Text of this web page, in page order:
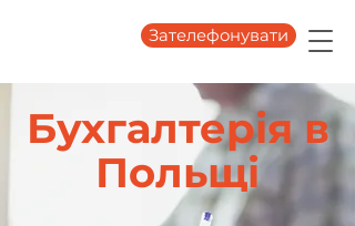
Зателефонувати
Бухгалтерія в
Польщі